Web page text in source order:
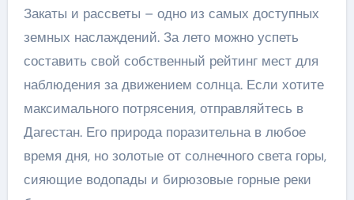
Закаты и рассветы – одно из самых доступных
земных наслаждений. За лето можно успеть
составить свой собственный рейтинг мест для
наблюдения за движением солнца. Если хотите
максимального потрясения, отправляйтесь в
Дагестан. Его природа поразительна в любое
время дня, но золотые от солнечного света горы,
сияющие водопады и бирюзовые горные реки